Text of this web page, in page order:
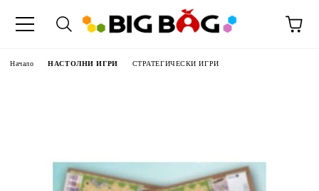
Начало НАСТОЛНИ ИГРИ СТРАТЕГИЧЕСКИ ИГРИ